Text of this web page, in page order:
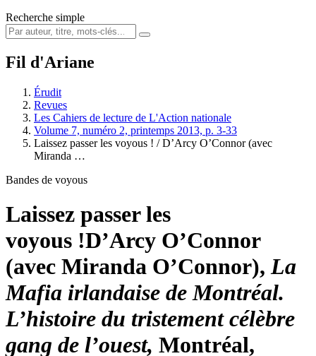
Recherche simple
Fil d'Ariane
Érudit
Revues
Les Cahiers de lecture de L'Action nationale
Volume 7, numéro 2, printemps 2013, p. 3-33
Laissez passer les voyous ! /D’Arcy O’Connor (avec
Miranda …
Bandes de voyous
Laissez passer les
voyous !D’Arcy O’Connor
(avec Miranda O’Connor), La
Mafia irlandaise de Montréal.
L’histoire du tristement célèbre
gang de l’ouest, Montréal,